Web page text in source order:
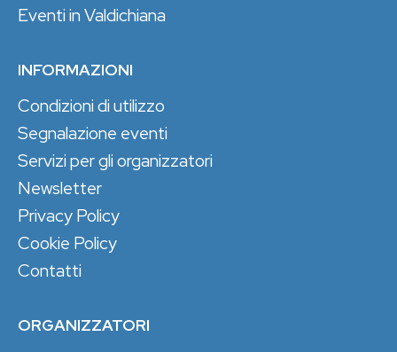
Eventi in Valdichiana
INFORMAZIONI
Condizioni di utilizzo
Segnalazione eventi
Servizi per gli organizzatori
Newsletter
Privacy Policy
Cookie Policy
Contatti
ORGANIZZATORI